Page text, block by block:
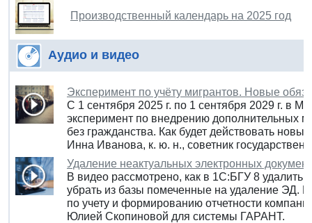
Производственный календарь на 2025 год
Аудио и видео
Эксперимент по учёту мигрантов. Новые
С 1 сентября 2025 г. по 1 сентября 2029 г. в
эксперимент по внедрению дополнительных
без гражданства. Как будет действовать
Инна Иванова, к. ю. н., советник
Удаление неактуальных электронных
В видео рассмотрено, как в 1С:БГУ 8
убрать из базы помеченные на удаление ЭД.
по учету и формированию отчетности
Юлией Скопиновой для системы ГАРАНТ.